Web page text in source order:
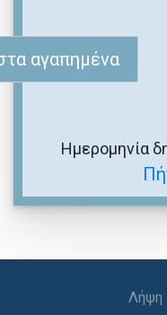
αγαπημένα
Ημερομηνία
Λήψη